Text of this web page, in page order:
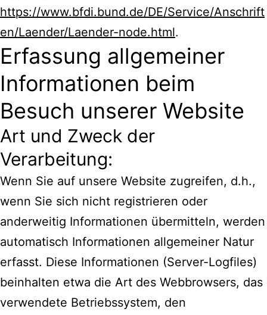
https://www.bfdi.bund.de/DE/Service/Anschrift
en/Laender/Laender-node.html.
Erfassung allgemeiner
Informationen beim
Besuch unserer Website
Art und Zweck der
Verarbeitung:
Wenn Sie auf unsere Website zugreifen, d.h.,
wenn Sie sich nicht registrieren oder
anderweitig Informationen übermitteln, werden
automatisch Informationen allgemeiner Natur
erfasst. Diese Informationen (Server-Logfiles)
beinhalten etwa die Art des Webbrowsers, das
verwendete Betriebssystem, den